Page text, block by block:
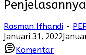
Penjelasannya
Rasman Ifhandi -
Januari 31, 2022
Komentar